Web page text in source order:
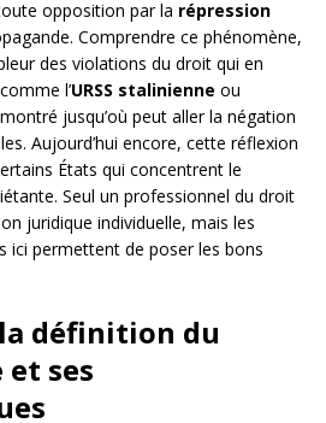
opposition par la répression
Comprendre ce phénomène,
des violations du droit qui en
l’URSS stalinienne ou
jusqu’où peut aller la négation
Aujourd’hui encore, cette réflexion
États qui concentrent le
Seul un professionnel du droit
juridique individuelle, mais les
ici permettent de poser les bons
définition du
ses